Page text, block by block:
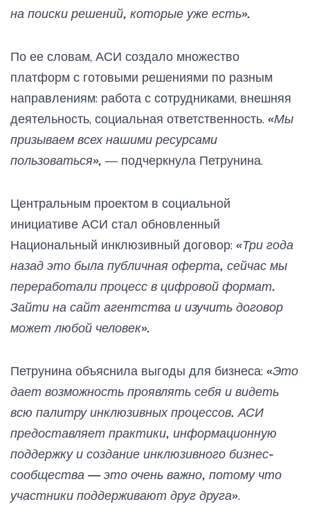
на поиски решений, которые уже есть».
По ее словам, АСИ создало множество
платформ с готовыми решениями по разным
направлениям: работа с сотрудниками, внешняя
деятельность, социальная ответственность. «Мы
призываем всех нашими ресурсами
пользоваться», — подчеркнула Петрунина.
Центральным проектом в социальной
инициативе АСИ стал обновленный
Национальный инклюзивный договор: «Три года
назад это была публичная оферта, сейчас мы
переработали процесс в цифровой формат.
Зайти на сайт агентства и изучить договор
может любой человек».
Петрунина объяснила выгоды для бизнеса: «Это
дает возможность проявлять себя и видеть
всю палитру инклюзивных процессов. АСИ
предоставляет практики, информационную
поддержку и создание инклюзивного бизнес-
сообщества — это очень важно, потому что
участники поддерживают друг друга».